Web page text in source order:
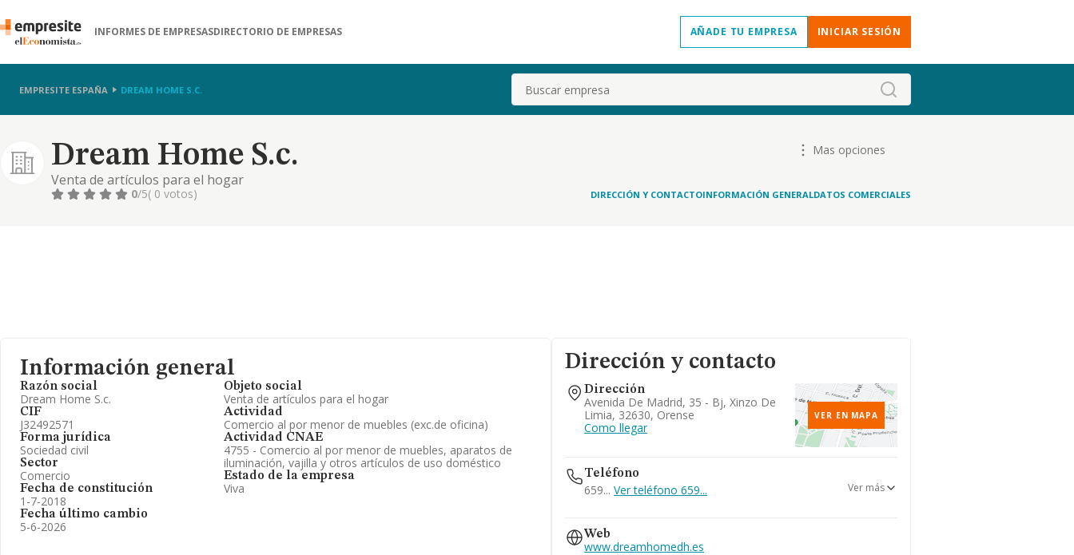
INFORMES DE EMPRESASDIRECTORIO DE EMPRESAS AÑADE TU EMPRESA INICIAR SESIÓN
EMPRESITE ESPAÑA DREAM HOME S.C. Buscar
Dream Home S.c.
Venta de artículos para el hogar
Mas opciones
0/5( 0 votos) DIRECCIÓN Y CONTACTOINFORMACIÓN GENERALDATOS COMERCIALES
Información general
Razón social
Dream Home S.c.
CIF
J32492571
Forma jurídica
Sociedad civil
Sector
Comercio
Fecha de constitución
1-7-2018
Fecha último cambio
5-6-2026
Objeto social
Venta de artículos para el hogar
Actividad
Comercio al por menor de muebles (exc.de oficina)
Actividad CNAE
4755 - Comercio al por menor de muebles, aparatos de
iluminación, vajilla y otros artículos de uso doméstico
Estado de la empresa
Viva
Dirección y contacto
Dirección
Avenida De Madrid, 35 - Bj, Xinzo De
Limia, 32630, Orense
Como llegar
VER EN MAPA
Teléfono
659...Ver teléfono 659...
636...
Ver teléfono 636...
Ver más
Web
www.dreamhomedh.es